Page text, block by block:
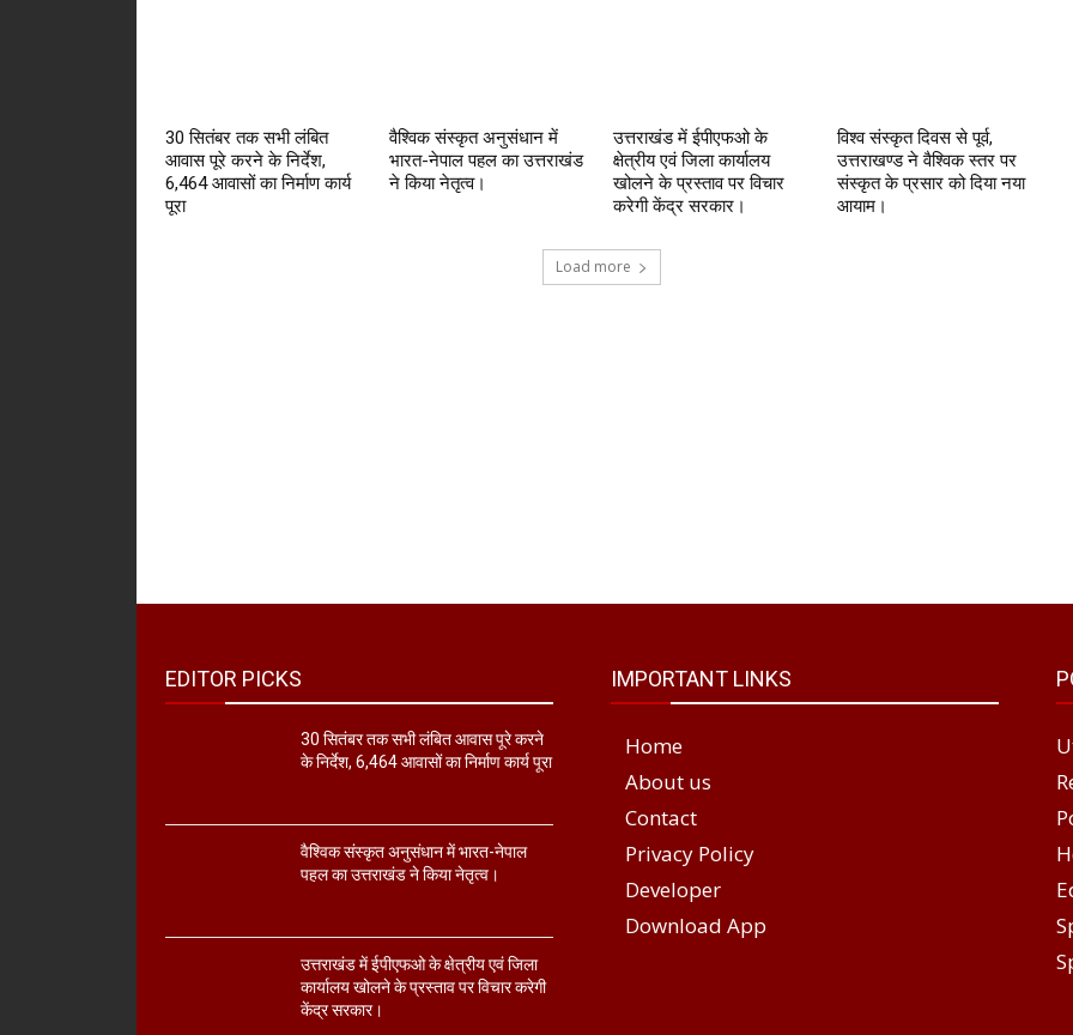
30 सितंबर तक सभी लंबित
आवास पूरे करने के निर्देश,
6,464 आवासों का निर्माण कार्य
पूरा
वैश्विक संस्कृत अनुसंधान में
भारत-नेपाल पहल का उत्तराखंड
ने किया नेतृत्व।
उत्तराखंड में ईपीएफओ के
क्षेत्रीय एवं जिला कार्यालय
खोलने के प्रस्ताव पर विचार
करेगी केंद्र सरकार।
विश्व संस्कृत दिवस से पूर्व,
उत्तराखण्ड ने वैश्विक स्तर पर
संस्कृत के प्रसार को दिया नया
आयाम।
Load more
EDITOR PICKS
30 सितंबर तक सभी लंबित आवास पूरे करने
के निर्देश, 6,464 आवासों का निर्माण कार्य पूरा
वैश्विक संस्कृत अनुसंधान में भारत-नेपाल
पहल का उत्तराखंड ने किया नेतृत्व।
उत्तराखंड में ईपीएफओ के क्षेत्रीय एवं जिला
कार्यालय खोलने के प्रस्ताव पर विचार करेगी
केंद्र सरकार।
IMPORTANT LINKS
Home
About us
Contact
Privacy Policy
Developer
Download App